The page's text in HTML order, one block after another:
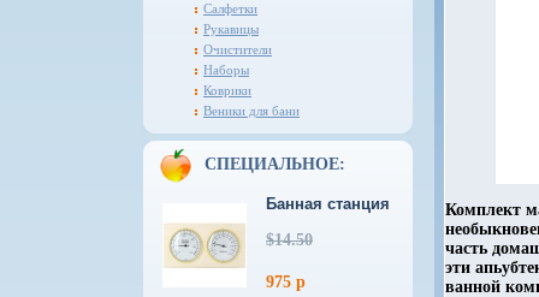
Салфетки
Рукавицы
Очистители
Наборы
Коврики
Веники для бани
СПЕЦИАЛЬНОЕ:
Банная станция
$14.50
975 р
Комплект
часть
эти
ванной